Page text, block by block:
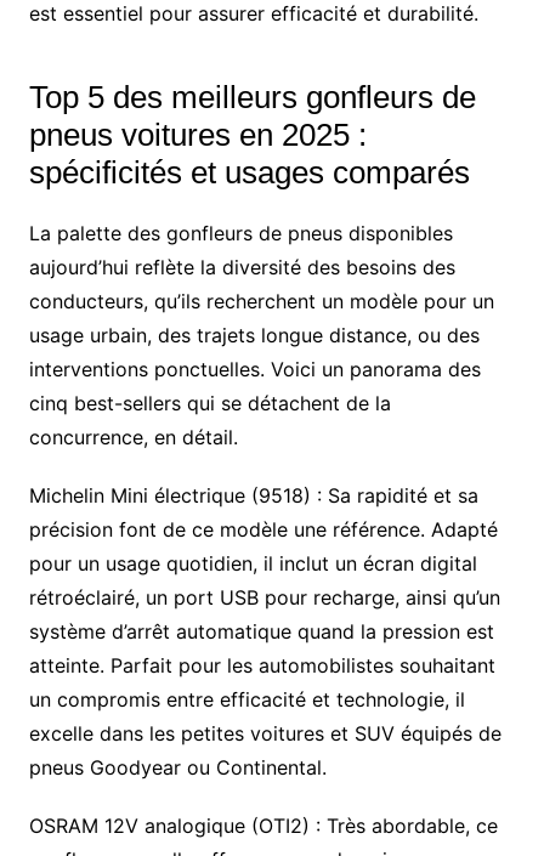
est essentiel pour assurer efficacité et durabilité.
Top 5 des meilleurs gonfleurs de
pneus voitures en 2025 :
spécificités et usages comparés
La palette des gonfleurs de pneus disponibles
aujourd’hui reflète la diversité des besoins des
conducteurs, qu’ils recherchent un modèle pour un
usage urbain, des trajets longue distance, ou des
interventions ponctuelles. Voici un panorama des
cinq best-sellers qui se détachent de la
concurrence, en détail.
Michelin Mini électrique (9518) : Sa rapidité et sa
précision font de ce modèle une référence. Adapté
pour un usage quotidien, il inclut un écran digital
rétroéclairé, un port USB pour recharge, ainsi qu’un
système d’arrêt automatique quand la pression est
atteinte. Parfait pour les automobilistes souhaitant
un compromis entre efficacité et technologie, il
excelle dans les petites voitures et SUV équipés de
pneus Goodyear ou Continental.
OSRAM 12V analogique (OTI2) : Très abordable, ce